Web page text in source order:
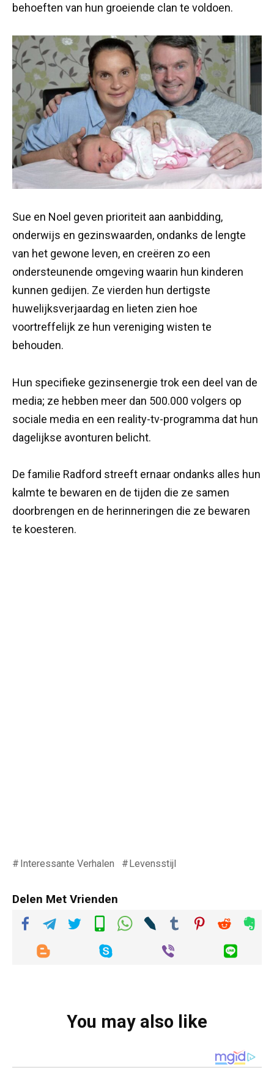
behoeften van hun groeiende clan te voldoen.
Sue en Noel geven prioriteit aan aanbidding,
onderwijs en gezinswaarden, ondanks de lengte
van het gewone leven, en creëren zo een
ondersteunende omgeving waarin hun kinderen
kunnen gedijen. Ze vierden hun dertigste
huwelijksverjaardag en lieten zien hoe
voortreffelijk ze hun vereniging wisten te
behouden.
Hun specifieke gezinsenergie trok een deel van de
media; ze hebben meer dan 500.000 volgers op
sociale media en een reality-tv-programma dat hun
dagelijkse avonturen belicht.
De familie Radford streeft ernaar ondanks alles hun
kalmte te bewaren en de tijden die ze samen
doorbrengen en de herinneringen die ze bewaren
te koesteren.
Interessante Verhalen Levensstijl
Delen Met Vrienden
You may also like